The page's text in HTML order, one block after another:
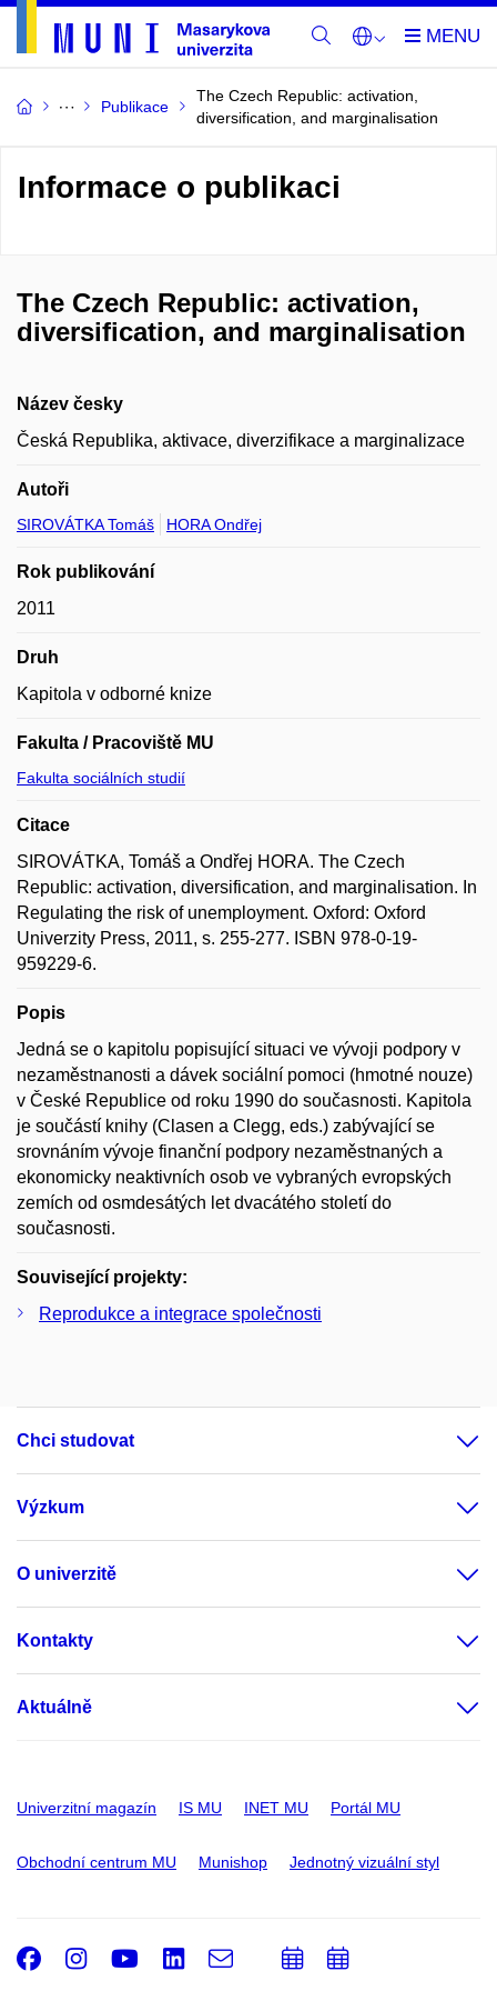
Publikace
The Czech Republic: activation,
diversification, and marginalisation
Informace o publikaci
The Czech Republic: activation,
diversification, and marginalisation
Název česky
Česká Republika, aktivace, diverzifikace a marginalizace
Autoři
SIROVÁTKA Tomáš HORA Ondřej
Rok publikování
2011
Druh
Kapitola v odborné knize
Fakulta / Pracoviště MU
Fakulta sociálních studií
Citace
SIROVÁTKA, Tomáš a Ondřej HORA. The Czech
Republic: activation, diversification, and marginalisation. In
Regulating the risk of unemployment. Oxford: Oxford
Univerzity Press, 2011, s. 255-277. ISBN 978-0-19-
959229-6.
Popis
Jedná se o kapitolu popisující situaci ve vývoji podpory v
nezaměstnanosti a dávek sociální pomoci (hmotné nouze)
v České Republice od roku 1990 do současnosti. Kapitola
je součástí knihy (Clasen a Clegg, eds.) zabývající se
srovnáním vývoje finanční podpory nezaměstnaných a
ekonomicky neaktivních osob ve vybraných evropských
zemích od osmdesátých let dvacátého století do
současnosti.
Související projekty:
Reprodukce a integrace společnosti
Chci studovat
Výzkum
O univerzitě
Kontakty
Aktuálně
Univerzitní magazín IS MU INET MU Portál MU
Obchodní centrum MU Munishop Jednotný vizuální styl
Facebook
Instagram
Youtube
LinkedIn
e-
PřidatPřidat